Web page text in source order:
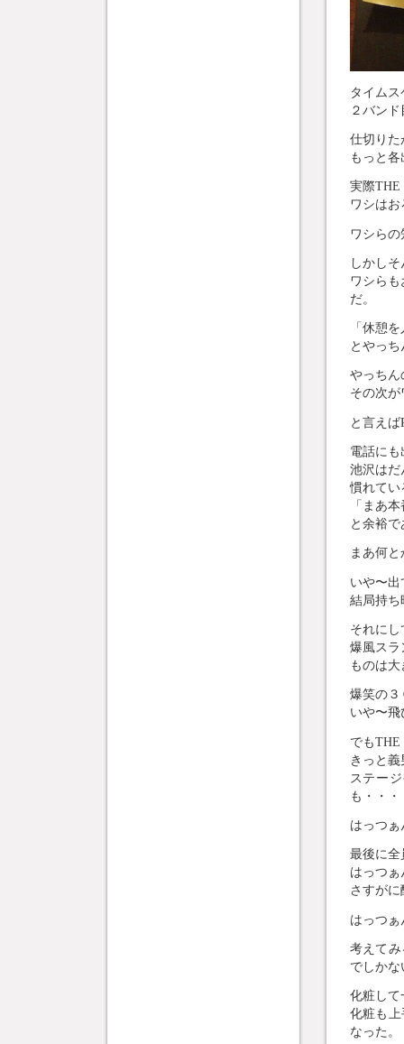
タイム
２バン
仕切りた
もっと
実際THE
ワシは
ワシら
しかし
ワシら
だ。
「休憩
とやっ
やっちん
その次
と言え
電話に
池沢はだ
慣れてい
「まあ
と余裕で
まあ何
いや〜
結局持ち
それに
爆風スラ
ものは
爆笑の３
いや〜
でもTHE
きっと
ステー
も・・・
はっつ
最後に全
はっつ
さすが
はっつ
考えて
でしかな
化粧して
化粧も
なった。